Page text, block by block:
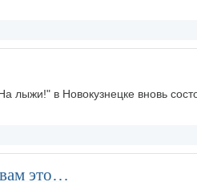
лыжи!" в Новокузнецке вновь
это…